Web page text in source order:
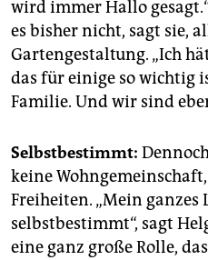
wird immer Hallo
es bisher nicht, sagt sie,
Gartengestaltung. „Ich
das für einige so wichtig
Familie. Und wir sind
Selbstbestimmt:
keine
Freiheiten. „Mein ganzes
selbstbestimmt“, sagt
eine ganz große Rolle,